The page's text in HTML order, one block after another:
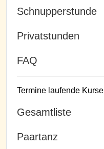
Schnupperstunde
Privatstunden
FAQ
Termine laufende Kurse
Gesamtliste
Paartanz